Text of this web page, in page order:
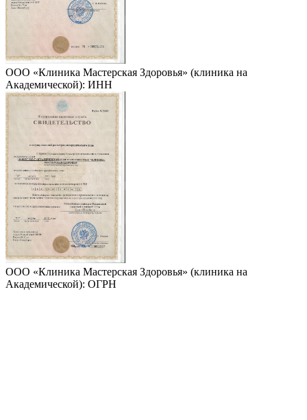
ООО «Клиника Мастерская Здоровья» (клиника на
Академической): ИНН
ООО «Клиника Мастерская Здоровья» (клиника на
Академической): ОГРН